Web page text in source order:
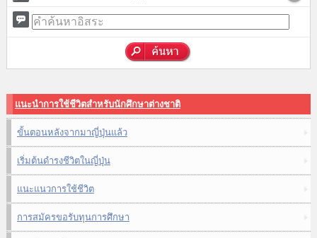
แนะนำการใช้ชีวิตสำหรับนักศึกษาต่างชาติ
ขั้นตอนหลังจากมาญี่ปุ่นแล้ว
เริ่มต้นดำรงชีวิตในญี่ปุ่น
แนะแนวการใช้ชีวิต
การสมัครขอรับทุนการศึกษา